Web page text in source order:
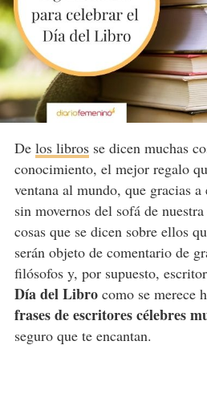
De los librosse dicen muchas
conocimiento, el mejor regalo
ventana al mundo, que gracias
sin movernos del sofá de
cosas que se dicen sobre ellos
serán objeto de comentario de
filósofos y, por supuesto,
Día del Librocomo se merece
frases de escritores célebres
seguro que te encantan.